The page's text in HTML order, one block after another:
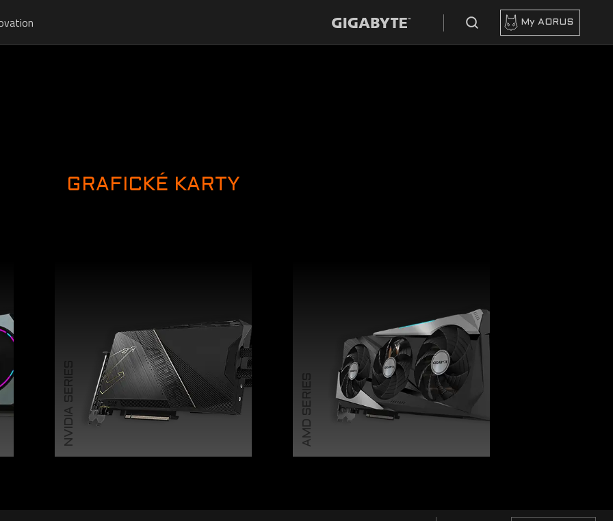
My AORUS
GRAFICKÉ KARTY
NVIDIA SERIES AMD SERIES